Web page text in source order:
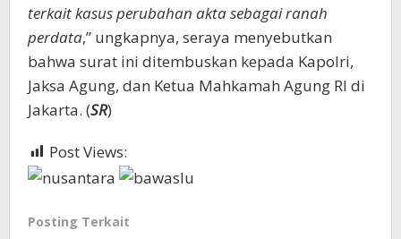
terkait kasus perubahan akta sebagai ranah
perdata,” ungkapnya, seraya menyebutkan
bahwa surat ini ditembuskan kepada Kapolri,
Jaksa Agung, dan Ketua Mahkamah Agung RI di
Jakarta. (SR)
Post Views:
Posting Terkait